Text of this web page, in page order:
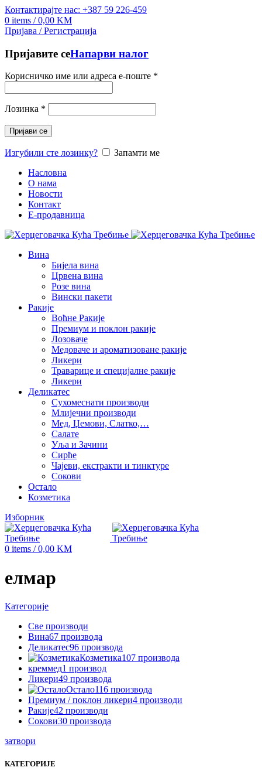
Контактирајте нас: +387 59 226-459
0 items / 0,00 KM
Пријава / Регистрација
Пријавите сеНапарви налог
Корисничко име или адреса е-поште *
Лозинка *
Пријави се
Изгубили сте лозинку?
Запамти ме
Насловна
О нама
Новости
Контакт
E-продавница
Вина
Бијела вина
Црвена вина
Розе вина
Вински пакети
Ракије
Воћне Ракије
Премиум и поклон ракије
Лозоваче
Медоваче и ароматизоване ракије
Ликери
Траварице и специјалне ракије
Ликери
Деликатес
Сухомеснати производи
Млијечни производи
Мед, Џемови, Слатко,…
Салате
Уља и Зачини
Сирће
Чајеви, екстракти и тинктуре
Сокови
Остало
Козметика
Изборник
0 items / 0,00 KM
елмар
Категорије
Све производи
Вина67 производа
Деликатес96 производа
Козметика107 производа
креммед1 производ
Ликери49 производа
Остало116 производа
Премиум / поклон ликери4 производи
Ракије42 производи
Сокови30 производа
затвори
КАТЕГОРИЈЕ